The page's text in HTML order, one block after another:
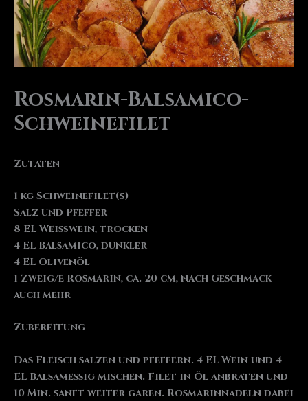
Rosmarin-Balsamico-
Schweinefilet
Zutaten
1 kg Schweinefilet(s)
Salz und Pfeffer
8 EL Weißwein, trocken
4 EL Balsamico, dunkler
4 EL Olivenöl
1 Zweig/e Rosmarin, ca. 20 cm, nach Geschmack
auch mehr
Zubereitung
Das Fleisch salzen und pfeffern. 4 EL Wein und 4
EL Balsamessig mischen. Filet in Öl anbraten und
10 Min. sanft weiter garen. Rosmarinnadeln dabei